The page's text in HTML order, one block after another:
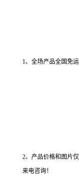
1、全场产品全国免运
2、产品价格和图片
来电咨询！